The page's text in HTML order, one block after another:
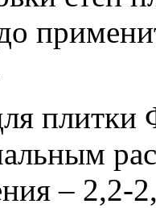
плитки
– 2,2-